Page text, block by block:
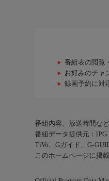
番組表の閲覧
お好みのチャ
録画予約に対
番組内容、放送時間な
番組データ提供元：IPG
TiVo、Gガイド、G-
このホームページに掲